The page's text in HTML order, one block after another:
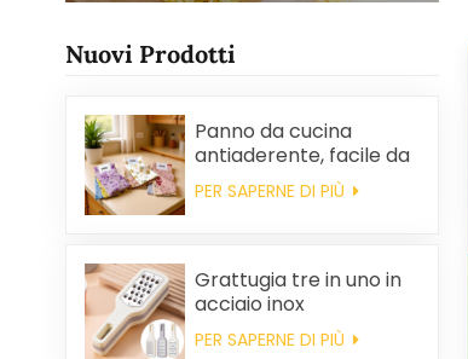
Nuovi Prodotti
Panno da cucina
antiaderente, facile da
pulire, spesso,
stampato, quadrato, in
PER SAPERNE DI PIÙ
Grattugia tre in uno in
acciaio inox
PER SAPERNE DI PIÙ